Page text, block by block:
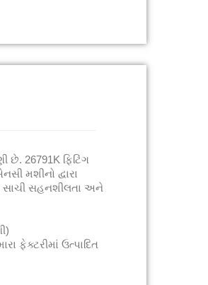
છે. 26791K ફિટિંગ
મશીનો દ્વારા
સાચી સહનશીલતા અને
ફેક્ટરીમાં ઉત્પાદિત